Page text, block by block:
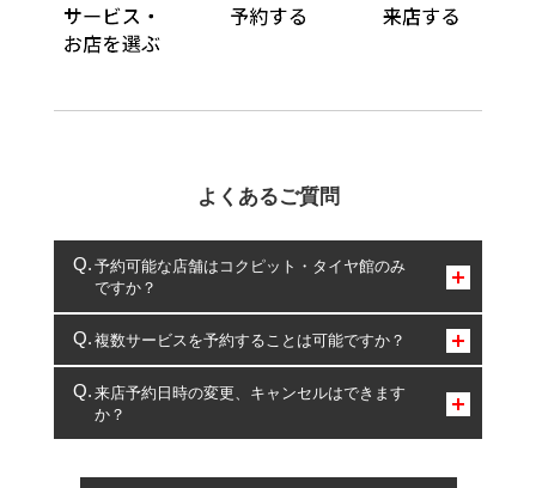
よくあるご質問
予約可能な店舗はコクピット・タイヤ館のみ
ですか？
コクピット・タイヤ館のみとなります。
複数サービスを予約することは可能ですか？
複数サービスのご予約は可能です。
一部の商品・サービスの組み合わせに限り、同時にご予約が
出来ないものもございます。
来店予約日時の変更、キャンセルはできます
か？